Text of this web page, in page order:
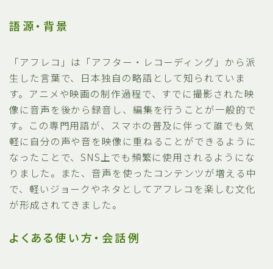
語源・背景
「アフレコ」は「アフター・レコーディング」から派
生した言葉で、日本独自の略語として知られていま
す。アニメや映画の制作過程で、すでに撮影された映
像に音声を後から録音し、編集を行うことが一般的で
す。この専門用語が、スマホの普及に伴って誰でも気
軽に自分の声や音を映像に重ねることができるように
なったことで、SNS上でも頻繁に使用されるようにな
りました。また、音声を使ったコンテンツが増える中
で、軽いジョークやネタとしてアフレコを楽しむ文化
が形成されてきました。
よくある使い方・会話例